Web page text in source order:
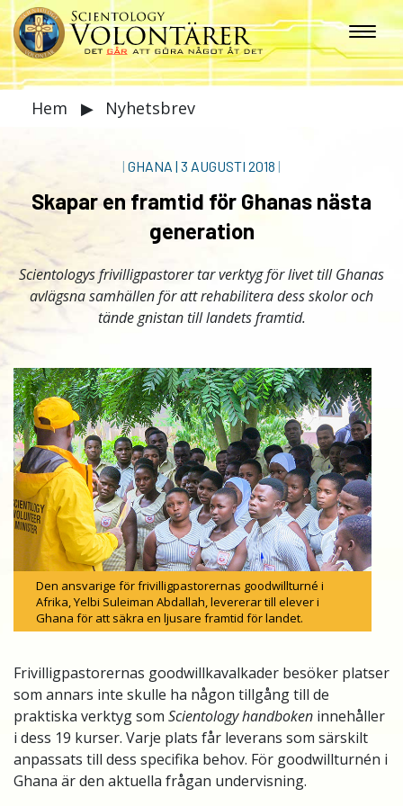
Hem ▶ Nyhetsbrev
| GHANA | 3 AUGUSTI 2018 |
Skapar en framtid för Ghanas nästa
generation
Scientologys frivilligpastorer tar verktyg för livet till Ghanas
avlägsna samhällen för att rehabilitera dess skolor och
tände gnistan till landets framtid.
Den ansvarige för frivilligpastorernas goodwillturné i
Afrika, Yelbi Suleiman Abdallah, levererar till elever i
Ghana för att säkra en ljusare framtid för landet.
Frivilligpastorernas goodwillkavalkader besöker platser
som annars inte skulle ha någon tillgång till de
praktiska verktyg som Scientology handboken innehåller
i dess 19 kurser. Varje plats får leverans som särskilt
anpassats till dess specifika behov. För goodwillturnén i
Ghana är den aktuella frågan undervisning.